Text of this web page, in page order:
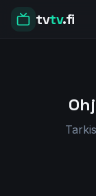
tvtv.fi